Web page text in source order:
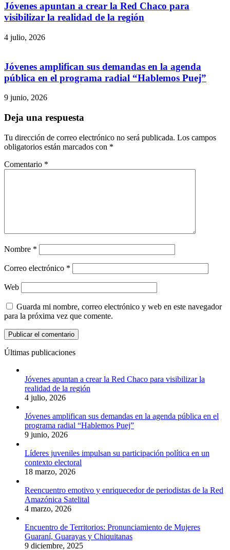
Jóvenes apuntan a crear la Red Chaco para
visibilizar la realidad de la región
4 julio, 2026
Jóvenes amplifican sus demandas en la agenda
pública en el programa radial “Hablemos Puej”
9 junio, 2026
Deja una respuesta
Tu dirección de correo electrónico no será publicada. Los campos
obligatorios están marcados con *
Comentario *
Nombre *
Correo electrónico *
Web
Guarda mi nombre, correo electrónico y web en este navegador
para la próxima vez que comente.
Últimas publicaciones
Jóvenes apuntan a crear la Red Chaco para visibilizar la
realidad de la región
4 julio, 2026
Jóvenes amplifican sus demandas en la agenda pública en el
programa radial “Hablemos Puej”
9 junio, 2026
Líderes juveniles impulsan su participación política en un
contexto electoral
18 marzo, 2026
Reencuentro emotivo y enriquecedor de periodistas de la Red
Amazónica Satelital
4 marzo, 2026
Encuentro de Territorios: Pronunciamiento de Mujeres
Guaraní, Guarayas y Chiquitanas
9 diciembre, 2025